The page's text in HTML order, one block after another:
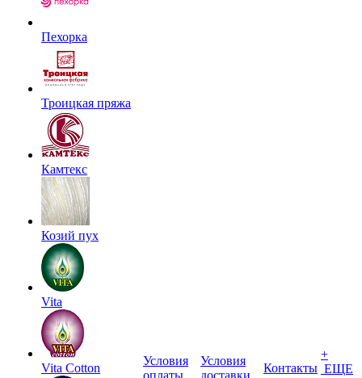
Пехорка
Троицкая пряжа
Камтекс
Козий пух
Vita
Vita Cotton
Условия
оплаты
Условия
доставки
Контакты
+
ЕЩЕ